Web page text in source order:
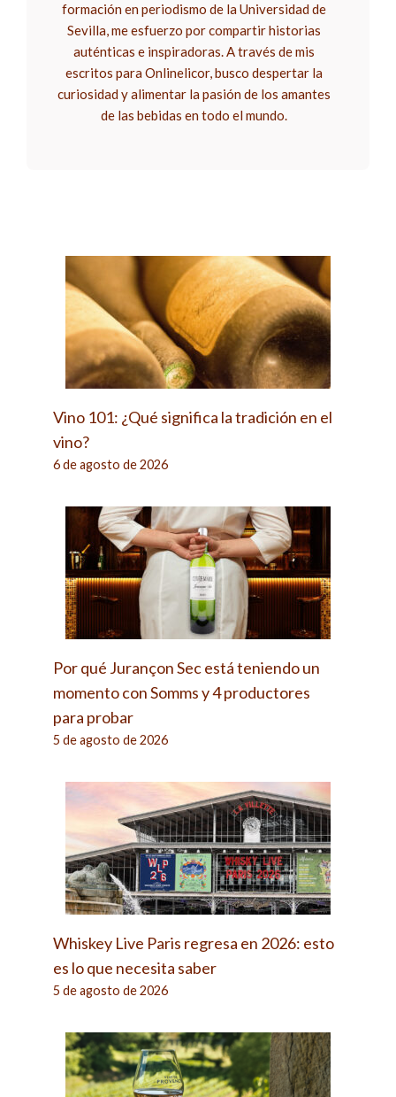
formación en periodismo de la Universidad de
Sevilla, me esfuerzo por compartir historias
auténticas e inspiradoras. A través de mis
escritos para Onlinelicor, busco despertar la
curiosidad y alimentar la pasión de los amantes
de las bebidas en todo el mundo.
Vino 101: ¿Qué significa la tradición en el
vino?
6 de agosto de 2026
Por qué Jurançon Sec está teniendo un
momento con Somms y 4 productores
para probar
5 de agosto de 2026
Whiskey Live Paris regresa en 2026: esto
es lo que necesita saber
5 de agosto de 2026